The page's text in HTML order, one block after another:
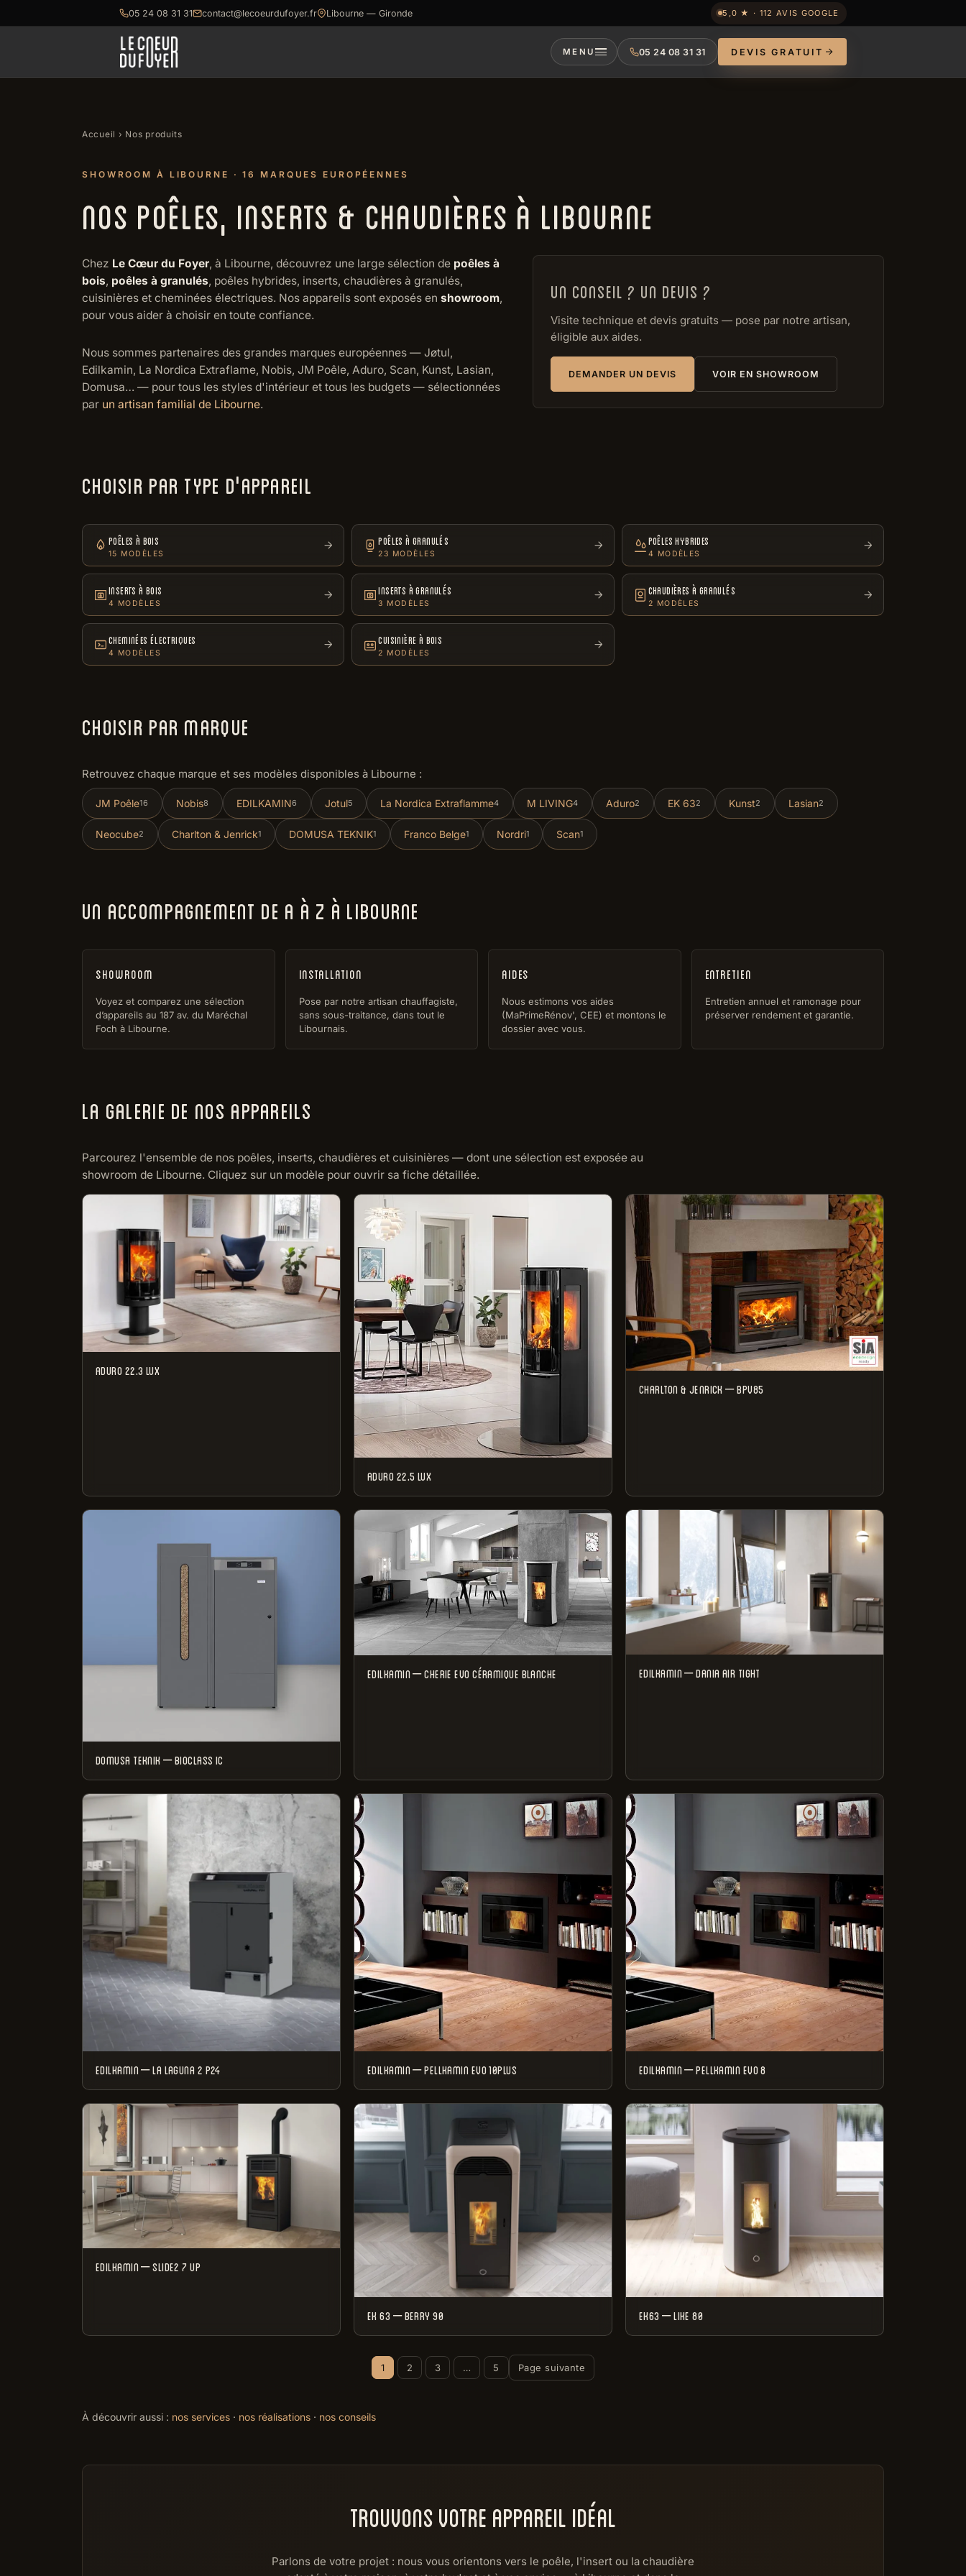
Le magasin serafermé pour congésdu 1er au 24 août
2026.
Réouverture le25 août
Une demande ? Écrivez-nous à contact@lecoeurdufoyer.fr
— nous vous répondrons dès notre retour.
05 24 08 31 31 contact@lecoeurdufoyer.fr Libourne — Gironde 5,0 ★ · 112 AVIS GOOGLE
MENU 05 24 08 31 31 DEVIS GRATUIT
Accueil › Nos produits
SHOWROOM À LIBOURNE · 16 MARQUES EUROPÉENNES
NOS POÊLES, INSERTS & CHAUDIÈRES À LIBOURNE
Chez Le Cœur du Foyer, à Libourne, découvrez une large sélection de poêles à
bois, poêles à granulés, poêles hybrides, inserts, chaudières à granulés,
cuisinières et cheminées électriques. Nos appareils sont exposés en showroom,
pour vous aider à choisir en toute confiance.
Nous sommes partenaires des grandes marques européennes — Jøtul,
Edilkamin, La Nordica Extraflame, Nobis, JM Poêle, Aduro, Scan, Kunst, Lasian,
Domusa… — pour tous les styles d'intérieur et tous les budgets — sélectionnées
par un artisan familial de Libourne.
Un conseil ? Un devis ?
Visite technique et devis gratuits — pose par notre artisan,
éligible aux aides.
DEMANDER UN DEVIS VOIR EN SHOWROOM
CHOISIR PAR TYPE D'APPAREIL
POÊLES À BOIS
15 MODÈLES
POÊLES À GRANULÉS
23 MODÈLES
POÊLES HYBRIDES
4 MODÈLES
INSERTS À BOIS
4 MODÈLES
INSERTS À GRANULÉS
3 MODÈLES
CHAUDIÈRES À GRANULÉS
2 MODÈLES
CHEMINÉES ÉLECTRIQUES
4 MODÈLES
CUISINIÈRE À BOIS
2 MODÈLES
CHOISIR PAR MARQUE
Retrouvez chaque marque et ses modèles disponibles à Libourne :
JM Poêle16 Nobis8 EDILKAMIN6 Jotul5 La Nordica Extraflamme4 M LIVING4 Aduro2 EK 632 Kunst2 Lasian2
Neocube2 Charlton & Jenrick1 DOMUSA TEKNIK1 Franco Belge1 Nordri1 Scan1
UN ACCOMPAGNEMENT DE A À Z À LIBOURNE
Showroom
Voyez et comparez une sélection
d’appareils au 187 av. du Maréchal
Foch à Libourne.
Installation
Pose par notre artisan chauffagiste,
sans sous-traitance, dans tout le
Libournais.
Aides
Nous estimons vos aides
(MaPrimeRénov', CEE) et montons le
dossier avec vous.
Entretien
Entretien annuel et ramonage pour
préserver rendement et garantie.
LA GALERIE DE NOS APPAREILS
Parcourez l'ensemble de nos poêles, inserts, chaudières et cuisinières — dont une sélection est exposée au
showroom de Libourne. Cliquez sur un modèle pour ouvrir sa fiche détaillée.
ADURO 22.3 LUX
ADURO 22.5 LUX
CHARLTON & JENRICK – BPV85
DOMUSA TEKNIK – BIOCLASS IC
EDILKAMIN – CHERIE EVO CÉRAMIQUE BLANCHE EDILKAMIN – DANIA AIR TIGHT
EDILKAMIN – LA LAGUNA 2 P24 EDILKAMIN – PELLKAMIN EVO 10PLUS EDILKAMIN – PELLKAMIN EVO 8
EDILKAMIN – SLIDE2 7 UP
EK 63 – BERRY 90 EK63 – LIKE 80
1 2 3 … 5 Page suivante
À découvrir aussi : nos services · nos réalisations · nos conseils
TROUVONS VOTRE APPAREIL IDÉAL
Parlons de votre projet : nous vous orientons vers le poêle, l'insert ou la chaudière